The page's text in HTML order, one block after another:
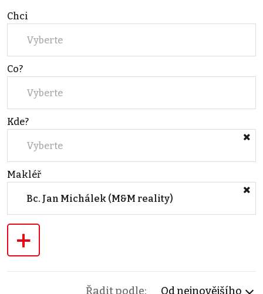
Chci
Vyberte
Co?
Vyberte
Kde?
Vyberte
Makléř
Bc. Jan Michálek (M&M reality)
+
Řadit podle: Od nejnovějšího